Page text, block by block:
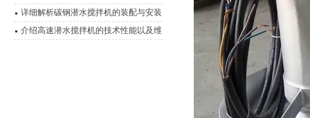
大应用
详细解析碳钢潜水搅拌机的装配与安装
介绍高速潜水搅拌机的技术性能以及维